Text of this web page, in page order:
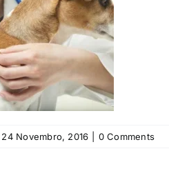
24 Novembro, 2016 0 Comments